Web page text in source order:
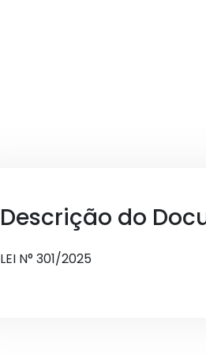
Descrição do
LEI N° 301/2025